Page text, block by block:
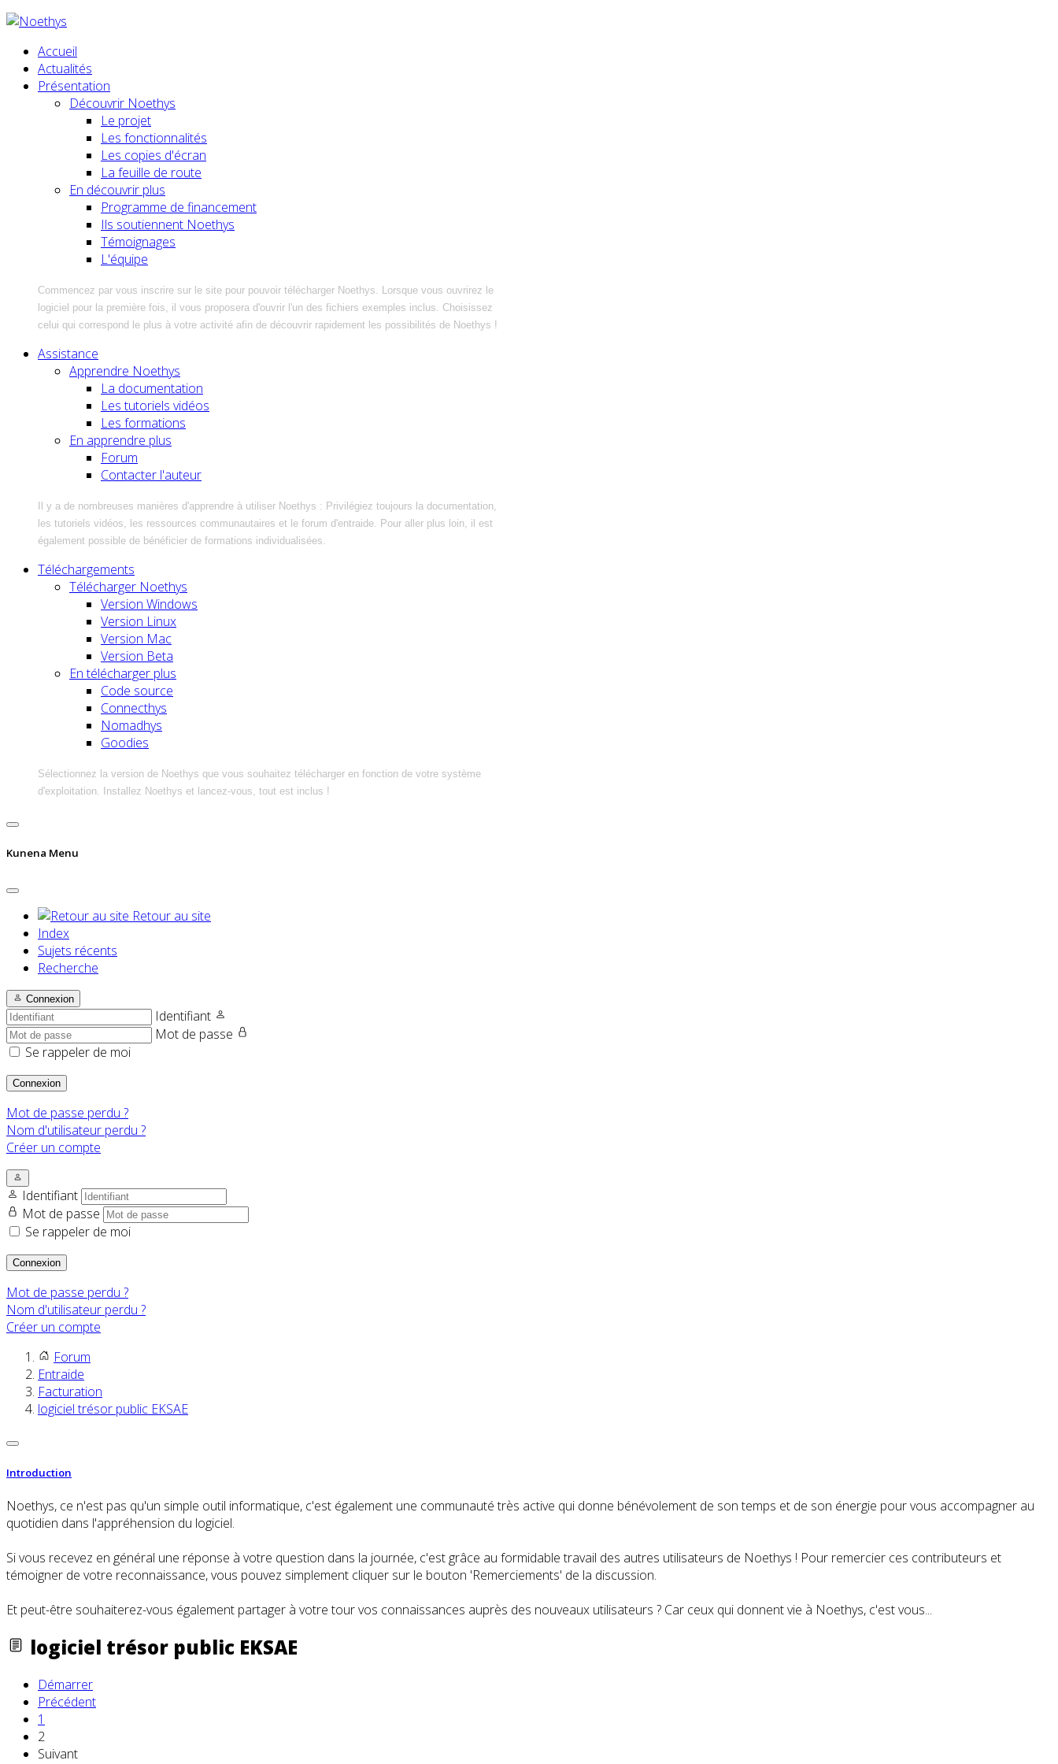
Accueil
Actualités
Présentation
Découvrir Noethys
Le projet
Les fonctionnalités
Les copies d'écran
La feuille de route
En découvrir plus
Programme de financement
Ils soutiennent Noethys
Témoignages
L'équipe
Commencez par vous inscrire sur le site pour pouvoir télécharger Noethys. Lorsque vous ouvrirez le
logiciel pour la première fois, il vous proposera d'ouvrir l'un des fichiers exemples inclus. Choisissez
celui qui correspond le plus à votre activité afin de découvrir rapidement les possibilités de Noethys !
Assistance
Apprendre Noethys
La documentation
Les tutoriels vidéos
Les formations
En apprendre plus
Forum
Contacter l'auteur
Il y a de nombreuses manières d'apprendre à utiliser Noethys : Privilégiez toujours la documentation,
les tutoriels vidéos, les ressources communautaires et le forum d'entraide. Pour aller plus loin, il est
également possible de bénéficier de formations individualisées.
Téléchargements
Télécharger Noethys
Version Windows
Version Linux
Version Mac
Version Beta
En télécharger plus
Code source
Connecthys
Nomadhys
Goodies
Sélectionnez la version de Noethys que vous souhaitez télécharger en fonction de votre système
d'exploitation. Installez Noethys et lancez-vous, tout est inclus !
Kunena Menu
Retour au site
Index
Sujets récents
Recherche
Connexion
Identifiant
Mot de passe
Se rappeler de moi
Connexion
Mot de passe perdu ?
Nom d'utilisateur perdu ?
Créer un compte
Identifiant
Mot de passe
Se rappeler de moi
Connexion
Mot de passe perdu ?
Nom d'utilisateur perdu ?
Créer un compte
Forum
Entraide
Facturation
logiciel trésor public EKSAE
Introduction
Noethys, ce n'est pas qu'un simple outil informatique, c'est également une communauté très active qui donne bénévolement de son temps et de son énergie pour vous accompagner au
quotidien dans l'appréhension du logiciel.
Si vous recevez en général une réponse à votre question dans la journée, c'est grâce au formidable travail des autres utilisateurs de Noethys ! Pour remercier ces contributeurs et
témoigner de votre reconnaissance, vous pouvez simplement cliquer sur le bouton 'Remerciements' de la discussion.
Et peut-être souhaiterez-vous également partager à votre tour vos connaissances auprès des nouveaux utilisateurs ? Car ceux qui donnent vie à Noethys, c'est vous...
logiciel trésor public EKSAE
Démarrer
Précédent
1
2
Suivant